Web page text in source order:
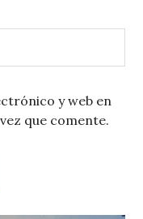
y web en
que comente.